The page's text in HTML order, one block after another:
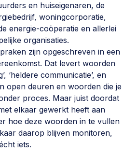
buurt vergroenen, SDG >
lokale democratie >
lokale politiek
maatschappelijke impact >
gebiedsontwikkeling
participatie,
en huiseigenaren, de
woningcorporatie,
energie-coöperatie en allerlei
organisaties.
zijn opgeschreven in een
Dat levert woorden
‘heldere communicatie’, en
open deuren en woorden die je
proces. Maar juist doordat
elkaar gewerkt heeft aan
hoe deze woorden in te vullen
daarop blijven monitoren,
iets.